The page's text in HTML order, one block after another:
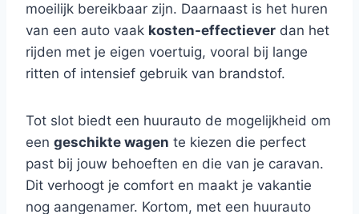
moeilijk bereikbaar zijn. Daarnaast is het huren
van een auto vaak kosten-effectiever dan het
rijden met je eigen voertuig, vooral bij lange
ritten of intensief gebruik van brandstof.
Tot slot biedt een huurauto de mogelijkheid om
een geschikte wagen te kiezen die perfect
past bij jouw behoeften en die van je caravan.
Dit verhoogt je comfort en maakt je vakantie
nog aangenamer. Kortom, met een huurauto